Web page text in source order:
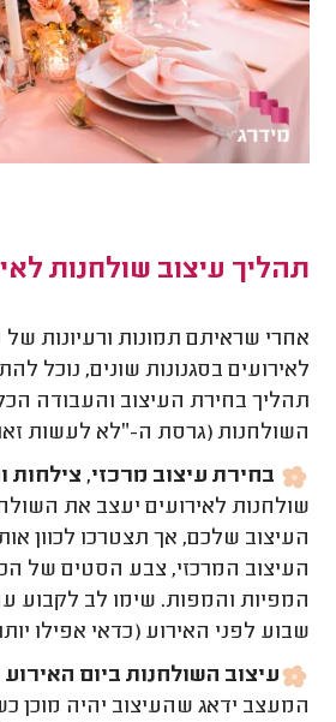
תהליך עיצוב שולחנות
אחרי שראיתם תמונות ורעיונות של
לאירועים בסגנונות שונים, נוכל
תהליך בחירת העיצוב והעבודה
השולחנות (גרסת ה-״לא לעשות
בחירת עיצוב מרכזי, צילחות
שולחנות לאירועים יעצב את
העיצוב שלכם, אך תצטרכו לכוון
העיצוב המרכזי, צבע הסטים של
המפיות והמפות. שימו לב לקבוע
שבוע לפני האירוע (כדאי אפילו
עיצוב השולחנות ביום האירוע
המעצב ידאג שהעיצוב יהיה מוכן